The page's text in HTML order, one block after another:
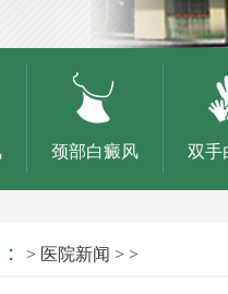
颈部白癜风 双手
> 医院新闻 > >